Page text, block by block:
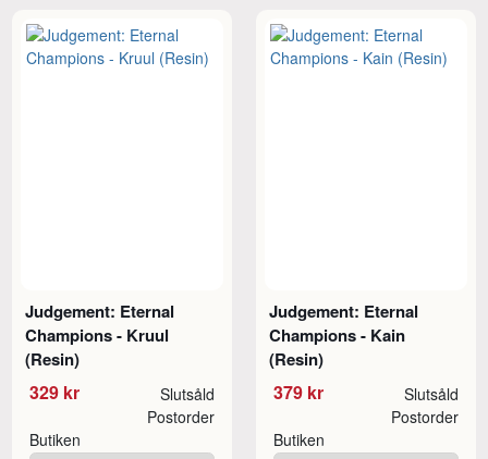
Judgement: Eternal
Champions - Kruul
(Resin)
329 kr Slutsåld
Butiken
Postorder
Judgement: Eternal
Champions - Kain
(Resin)
379 kr Slutsåld
Butiken
Postorder